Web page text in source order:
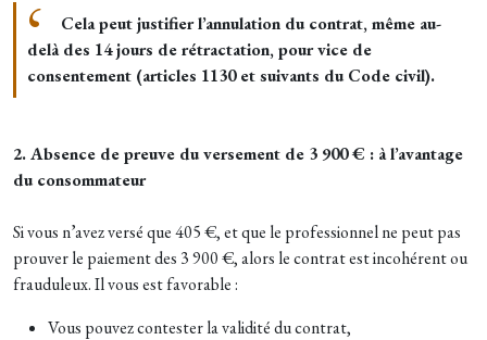
Cela peut justifier l’annulation du contrat, même au-
delà des 14 jours de rétractation, pour vice de
consentement (articles 1130 et suivants du Code civil).
2. Absence de preuve du versement de 3 900 € : à l’avantage
du consommateur
Si vous n’avez versé que 405 €, et que le professionnel ne peut pas
prouver le paiement des 3 900 €, alors le contrat est incohérent ou
frauduleux. Il vous est favorable :
Vous pouvez contester la validité du contrat,